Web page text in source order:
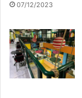
07/12/2023